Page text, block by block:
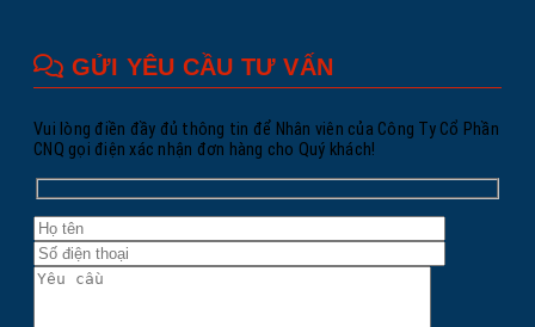
GỬI YÊU CẦU TƯ VẤN
Vui lòng điền đầy đủ thông tin để Nhân viên của Công Ty Cổ Phần
CNQ gọi điện xác nhận đơn hàng cho Quý khách!